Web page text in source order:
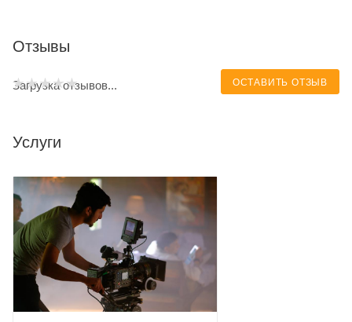
Отзывы
ОСТАВИТЬ ОТЗЫВ
Загрузка отзывов...
Услуги